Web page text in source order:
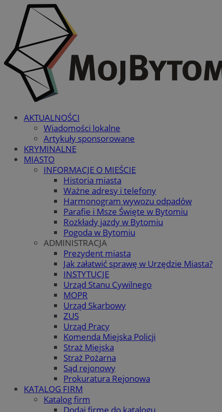
AKTUALNOŚCI
Wiadomości lokalne
Artykuły sponsorowane
KRYMINALNE
MIASTO
INFORMACJE O MIEŚCIE
Historia miasta
Ważne adresy i telefony
Harmonogram wywozu odpadów
Parafie i Msze Święte w Bytomiu
Rozkłady jazdy w Bytomiu
Pogoda w Bytomiu
ADMINISTRACJA
Prezydent miasta
Jak załatwić sprawę w Urzędzie Miasta?
INSTYTUCJE
Urząd Stanu Cywilnego
MOPR
Urząd Skarbowy
ZUS
Urząd Pracy
Komenda Miejska Policji
Straż Miejska
Straż Pożarna
Sąd rejonowy
Prokuratura Rejonowa
KATALOG FIRM
Katalog firm